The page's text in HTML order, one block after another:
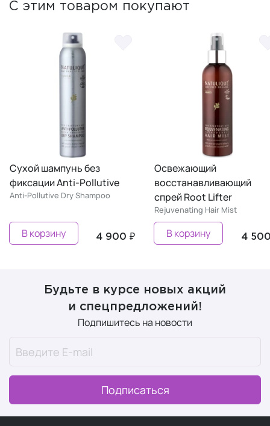
С этим товаром покупают
Сухой шампунь без
фиксации Anti-Pollutive
Anti-Pollutive Dry Shampoo
4 900 ₽
В корзину
Освежающий
восстанавливающий
спрей Root Lifter
Rejuvenating Hair Mist
4
В корзину
Будьте в курсе новых акций
и спецпредложений!
Подпишитесь на новости
Подписаться